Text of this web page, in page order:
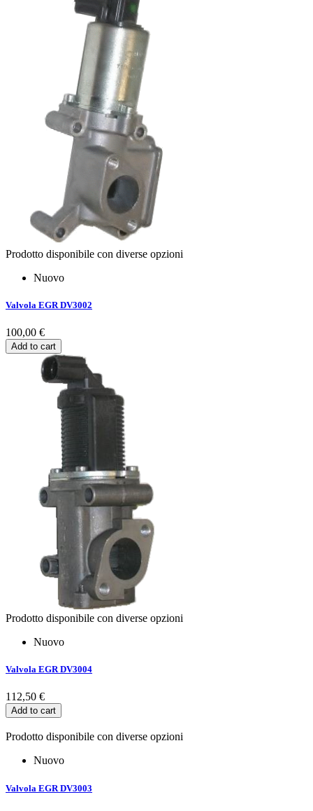
Prodotto disponibile con diverse opzioni
Nuovo
Valvola EGR DV3002
100,00 €
Add to cart
Prodotto disponibile con diverse opzioni
Nuovo
Valvola EGR DV3004
112,50 €
Add to cart
Prodotto disponibile con diverse opzioni
Nuovo
Valvola EGR DV3003